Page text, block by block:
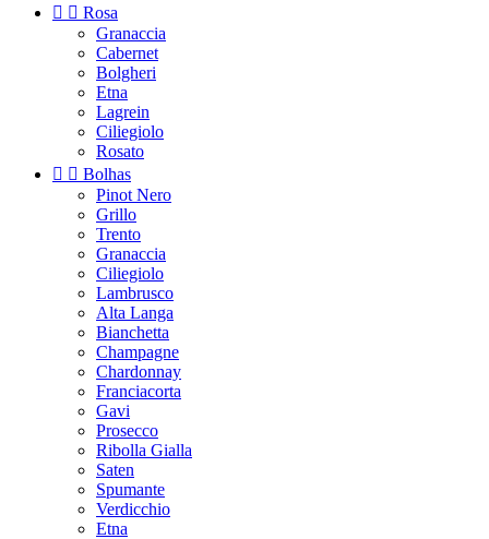
  Rosa
Granaccia
Cabernet
Bolgheri
Etna
Lagrein
Ciliegiolo
Rosato
  Bolhas
Pinot Nero
Grillo
Trento
Granaccia
Ciliegiolo
Lambrusco
Alta Langa
Bianchetta
Champagne
Chardonnay
Franciacorta
Gavi
Prosecco
Ribolla Gialla
Saten
Spumante
Verdicchio
Etna